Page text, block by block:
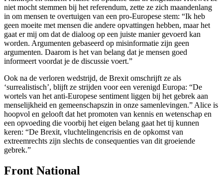
niet mocht stemmen bij het referendum, zette ze zich maandenlang
in om mensen te overtuigen van een pro-Europese stem: “Ik heb
geen moeite met mensen die andere opvattingen hebben, maar het
gaat er mij om dat de dialoog op een juiste manier gevoerd kan
worden. Argumenten gebaseerd op misinformatie zijn geen
argumenten. Daarom is het van belang dat je mensen goed
informeert voordat je de discussie voert.”
Ook na de verloren wedstrijd, de Brexit omschrijft ze als
‘surrealistisch’, blijft ze strijden voor een verenigd Europa: “De
wortels van het anti-Europese sentiment liggen bij het gebrek aan
menselijkheid en gemeenschapszin in onze samenlevingen.” Alice is
hoopvol en gelooft dat het promoten van kennis en wetenschap en
een opvoeding die voorbij het eigen belang gaat het tij kunnen
keren: “De Brexit, vluchtelingencrisis en de opkomst van
extreemrechts zijn slechts de consequenties van dit groeiende
gebrek.”
Front National